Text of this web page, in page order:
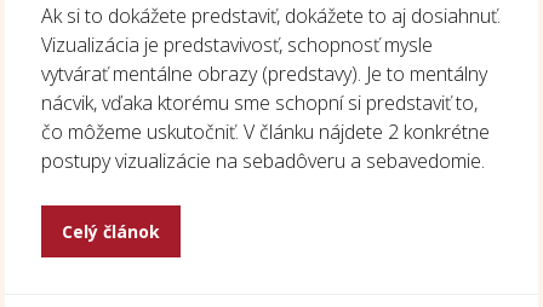
Ak si to dokážete predstaviť, dokážete to aj dosiahnuť.
Vizualizácia je predstavivosť, schopnosť mysle
vytvárať mentálne obrazy (predstavy). Je to mentálny
nácvik, vďaka ktorému sme schopní si predstaviť to,
čo môžeme uskutočniť. V článku nájdete 2 konkrétne
postupy vizualizácie na sebadôveru a sebavedomie.
Celý článok